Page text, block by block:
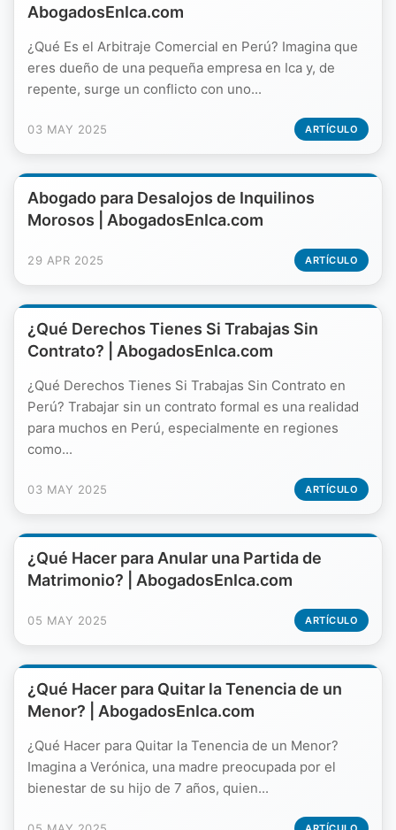
AbogadosEnIca.com
¿Qué Es el Arbitraje Comercial en Perú? Imagina que
eres dueño de una pequeña empresa en Ica y, de
repente, surge un conflicto con uno...
03 MAY 2025 ARTÍCULO
Abogado para Desalojos de Inquilinos
Morosos | AbogadosEnIca.com
29 APR 2025 ARTÍCULO
¿Qué Derechos Tienes Si Trabajas Sin
Contrato? | AbogadosEnIca.com
¿Qué Derechos Tienes Si Trabajas Sin Contrato en
Perú? Trabajar sin un contrato formal es una realidad
para muchos en Perú, especialmente en regiones
como...
03 MAY 2025 ARTÍCULO
¿Qué Hacer para Anular una Partida de
Matrimonio? | AbogadosEnIca.com
05 MAY 2025 ARTÍCULO
¿Qué Hacer para Quitar la Tenencia de un
Menor? | AbogadosEnIca.com
¿Qué Hacer para Quitar la Tenencia de un Menor?
Imagina a Verónica, una madre preocupada por el
bienestar de su hijo de 7 años, quien...